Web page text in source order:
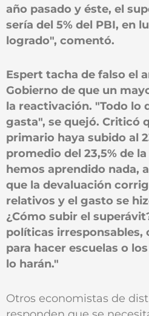
año pasado y éste, el
sería del 5% del PBI, en
logrado", comentó.
Espert tacha de falso el
Gobierno de que un
la reactivación. "Todo lo
gasta", se quejó. Criticó
primario haya subido al
promedio del 23,5% de
hemos aprendido nada,
que la devaluación
relativos y el gasto se
¿Cómo subir el
políticas irresponsables,
para hacer escuelas o
lo harán."
Otros economistas de